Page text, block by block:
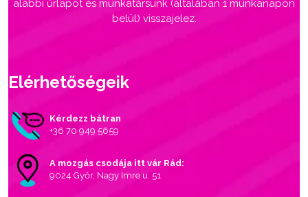
alábbi űrlapot és munkatársunk (általában 1 munkanapon
belül) visszajelez.
Elérhetőségeik
Kérdezz bátran
+36 70 949 5659
A mozgás csodája itt vár Rád:
9024 Győr, Nagy Imre u. 51.